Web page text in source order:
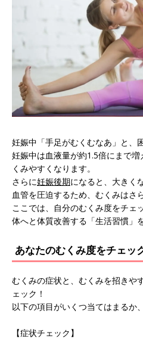
妊娠中「手足がむくむなあ」と、
妊娠中は血液量が約1.5倍にまで
くみやすくなります。
さらに妊娠後期になると、大きく
血管を圧迫するため、むくみはさ
ここでは、自分のむくみ度をチェ
体へと体質改善する「生活習慣」
あなたのむくみ度をチェッ
むくみの症状と、むくみを招きや
ェック！
以下の項目がいくつ当てはまるか
【症状チェック】